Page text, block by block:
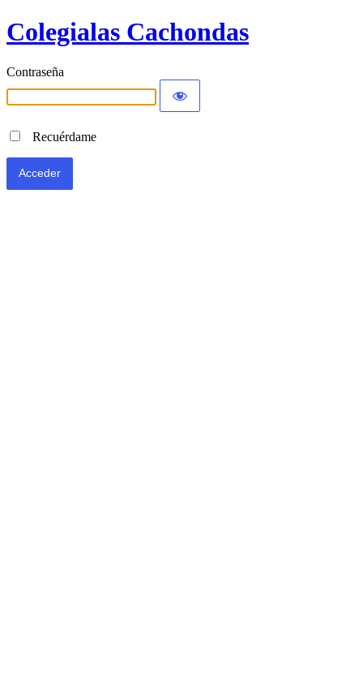
Colegialas Cachondas
Contraseña
Recuérdame